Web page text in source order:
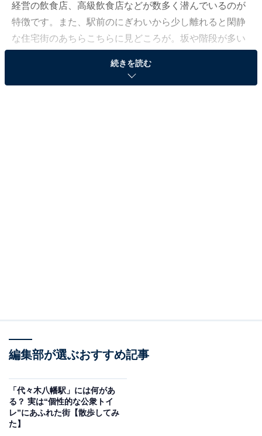
経営の飲食店、高級飲食店などが数多く潜んでいるのが
特徴です。また、駅前のにぎわいから少し離れると閑静
な住宅街のあちらこちらに見どころが。坂や階段が多い
10年以内でワンルームが約9.6万円、1LDKで約19.4万
2025年2月4日確認）。小田急線内では家賃相場がトップ
クラスに高く、起点である新宿駅と比べても3〜4000円
ほど割高。家賃からも高級住宅街ぶりが分かりますね。
続きを読む
編集部が選ぶおすすめ記事
「代々木八幡駅」には何があ
る？ 実は“個性的な公衆トイ
レ”にあふれた街【散歩してみ
た】